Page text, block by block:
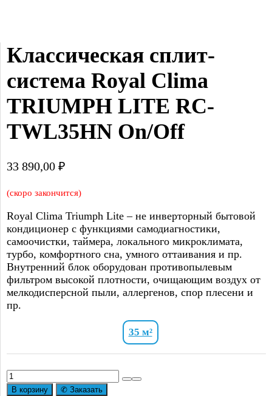
Классическая сплит-
система Royal Clima
TRIUMPH LITE RC-
TWL35HN On/Off
33 890,00 ₽
(скоро закончится)
Royal Clima Triumph Lite – не инверторный бытовой
кондиционер с функциями самодиагностики,
самоочистки, таймера, локального микроклимата,
турбо, комфортного сна, умного оттаивания и пр.
Внутренний блок оборудован противопылевым
фильтром высокой плотности, очищающим воздух от
мелкодисперсной пыли, аллергенов, спор плесени и
пр.
35 м²
Количество
товара
В корзину ✆ Заказать